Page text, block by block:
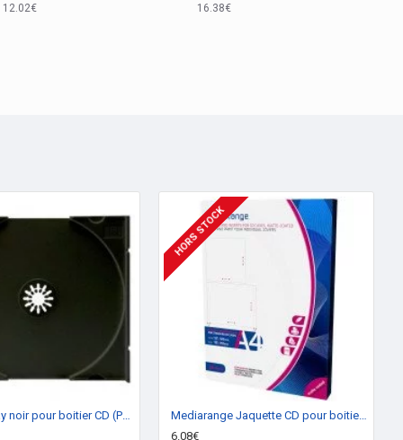
12.02€ 16.38€
Plateau / Tray noir pour boitier CD (Pack de 100)
HORS STOCK
Mediarange Jaquette CD pour boitier 10mm 50p.
6.08€